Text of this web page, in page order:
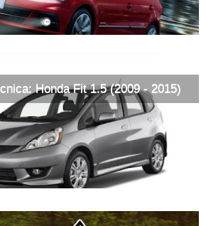
Honda Fit 1.5 (2009 - 2015)